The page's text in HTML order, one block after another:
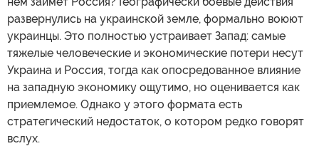
развернулись на украинской земле, формально воюют
украинцы. Это полностью устраивает Запад: самые
тяжелые человеческие и экономические потери несут
Украина и Россия, тогда как опосредованное влияние
на западную экономику ощутимо, но оценивается как
приемлемое. Однако у этого формата есть
стратегический недостаток, о котором редко говорят
вслух.